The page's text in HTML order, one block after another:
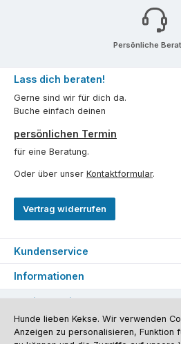
Persönliche
Lass dich beraten!
Gerne sind wir für dich da.
Buche einfach deinen
persönlichen Termin
für eine Beratung.
Oder über unser Kontaktformular.
Vertrag widerrufen
Kundenservice
Informationen
Social Media und Kontakt
Versandinformationen Zahlungsarten
Hunde lieben Kekse. Wir verwenden
Anzeigen zu personalisieren, Funktion